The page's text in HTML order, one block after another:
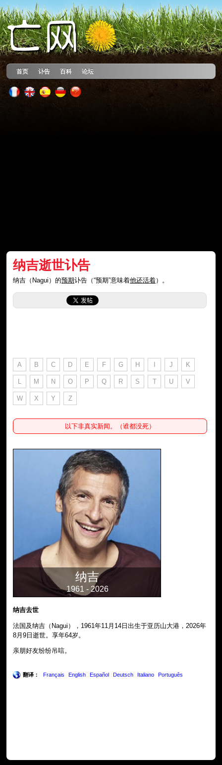
首页 讣告 百科 论坛
纳吉逝世讣告
纳吉（Nagui）的预期讣告（“预期”意味着他还活着）。
A B C D E F G H I J K
L M N O P Q R S T U V
W X Y Z
以下非真实新闻。（谁都没死）
纳吉
1961 - 2026
纳吉去世
法国及纳吉（Nagui），1961年11月14日出生于亚历山大港，2026年
8月9日逝世。享年64岁。
亲朋好友纷纷吊唁。
翻译： Français English Español Deutsch Italiano Português